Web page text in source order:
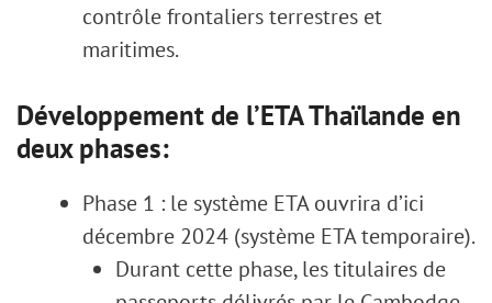
contrôle frontaliers terrestres et
maritimes.
Développement de l’ETA Thaïlande en
deux phases:
Phase 1 : le système ETA ouvrira d’ici
décembre 2024 (système ETA temporaire).
Durant cette phase, les titulaires de